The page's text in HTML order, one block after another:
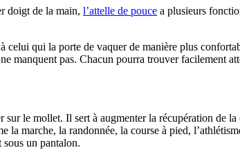
doigt de la main, l’attelle de pouce a plusieurs
celui qui la porte de vaquer de manière plus
manquent pas. Chacun pourra trouver facilement
le mollet. Il sert à augmenter la récupération de
la marche, la randonnée, la course à pied,
sous un pantalon.